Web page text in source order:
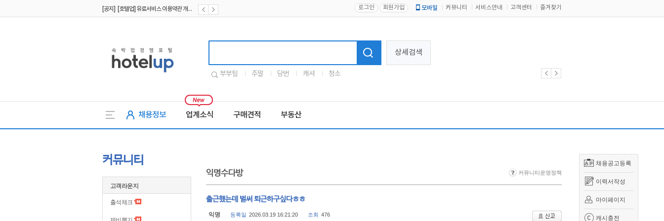
로그인 회원가입 모바일 커뮤니티 서비스안내 고객센터 즐겨찾기
상세검색
부부팀 주말 당번 캐셔 청소
채용정보 업계소식 구매견적 부동산
채용공고등록
이력서작성
마이페이지
캐시충전
커뮤니티
고객라운지
출석체크
익명수다방 커뮤니티운영정책
출근했는데 벌써 퇴근하구싶다ㅎㅎ
익명 등록일 2026.03.19 16:21:20 조회 476